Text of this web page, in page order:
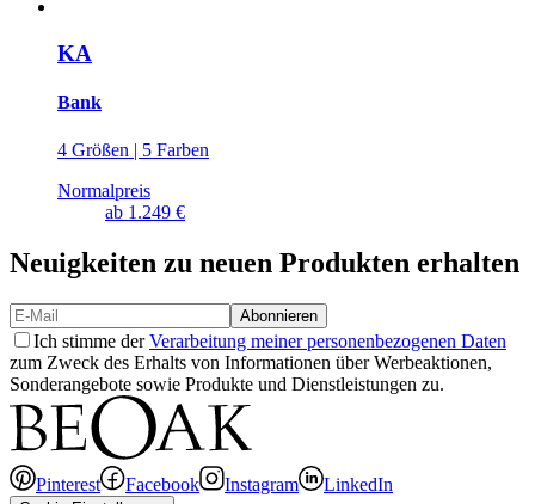
KA
Bank
4 Größen | 5 Farben
Normalpreis
ab 1.249 €
Neuigkeiten zu neuen Produkten erhalten
Abonnieren
Ich stimme derVerarbeitung meiner personenbezogenen Daten
zum Zweck des Erhalts von Informationen über Werbeaktionen,
Sonderangebote sowie Produkte und Dienstleistungen zu.
Pinterest Facebook Instagram LinkedIn